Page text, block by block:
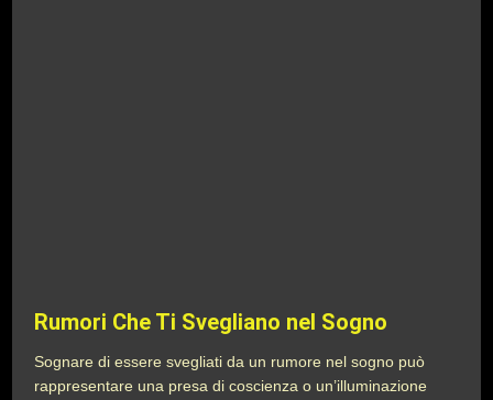
Rumori Che Ti Svegliano nel Sogno
Sognare di essere svegliati da un rumore nel sogno può
rappresentare una presa di coscienza o un’illuminazione